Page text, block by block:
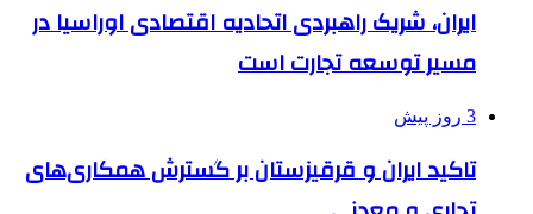
ایران، شریک راهبردی اتحادیه اقتصادی اوراسیا در
مسیر توسعه تجارت است
3 روز پیش
تاکید ایران و قرقیزستان بر گسترش همکاری‌های